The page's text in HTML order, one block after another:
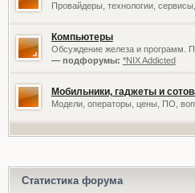
Провайдеры, технологии,
Компьютеры
Обсуждение железа и программ.
— подфорумы: *NIX Addicted
Мобильники, гаджеты и
Модели, операторы, цены, ПО,
Статистика форума